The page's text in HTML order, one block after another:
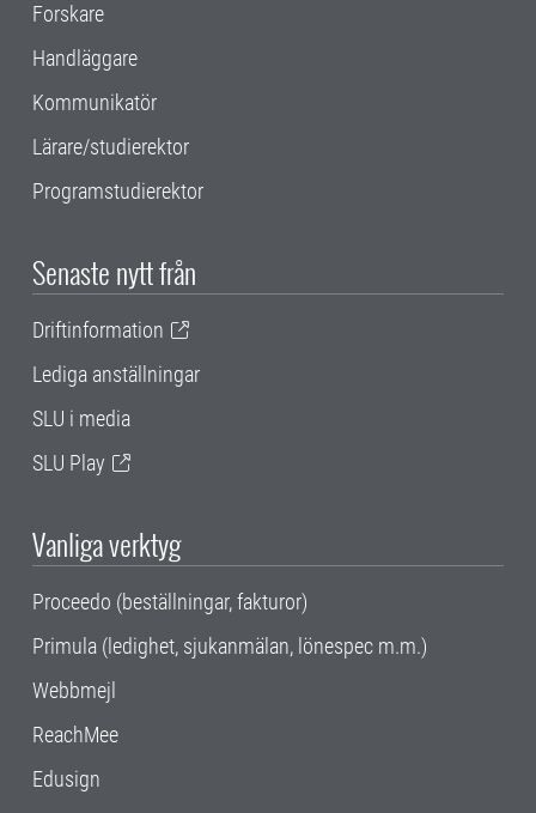
Forskare
Handläggare
Kommunikatör
Lärare/studierektor
Programstudierektor
Senaste nytt från
Driftinformation
Lediga anställningar
SLU i media
SLU Play
Vanliga verktyg
Proceedo (beställningar, fakturor)
Primula (ledighet, sjukanmälan, lönespec m.m.)
Webbmejl
ReachMee
Edusign